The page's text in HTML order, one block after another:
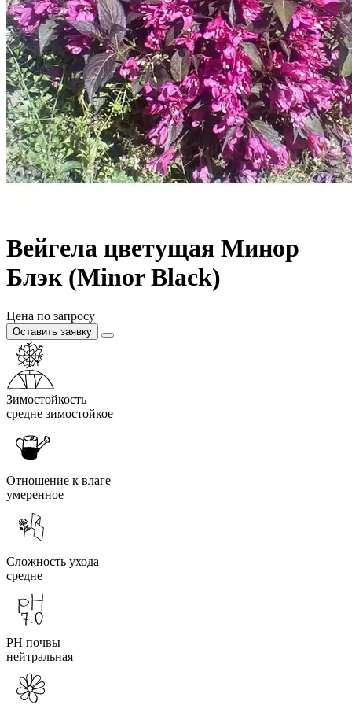
Вейгела цветущая Минор
Блэк (Minor Black)
Цена по запросу
Оставить заявку
Зимостойкость
средне зимостойкое
Отношение к влаге
умеренное
Сложность ухода
средне
PH почвы
нейтральная